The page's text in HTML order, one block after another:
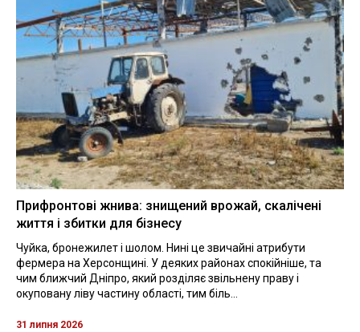
Прифронтові жнива: знищений врожай, скалічені
життя і збитки для бізнесу
Чуйка, бронежилет і шолом. Нині це звичайні атрибути
фермера на Херсонщині. У деяких районах спокійніше, та
чим ближчий Дніпро, який розділяє звільнену праву і
окуповану ліву частину області, тим біль...
31 липня 2026